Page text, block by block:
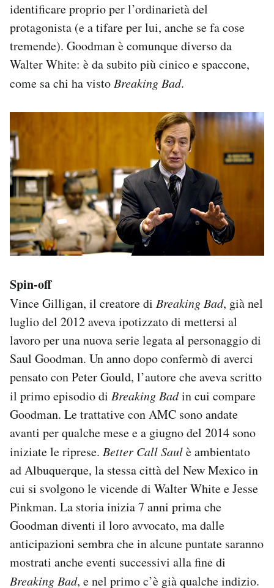
identificare proprio per l’ordinarietà del
protagonista (e a tifare per lui, anche se fa cose
tremende). Goodman è comunque diverso da
Walter White: è da subito più cinico e spaccone,
come sa chi ha visto Breaking Bad.
Spin-off
Vince Gilligan, il creatore di Breaking Bad, già nel
luglio del 2012 aveva ipotizzato di mettersi al
lavoro per una nuova serie legata al personaggio di
Saul Goodman. Un anno dopo confermò di averci
pensato con Peter Gould, l’autore che aveva scritto
il primo episodio di Breaking Badin cui compare
Goodman. Le trattative con AMC sono andate
avanti per qualche mese e a giugno del 2014 sono
iniziate le riprese. Better Call Saulè ambientato
ad Albuquerque, la stessa città del New Mexico in
cui si svolgono le vicende di Walter White e Jesse
Pinkman. La storia inizia 7 anni prima che
Goodman diventi il loro avvocato, ma dalle
anticipazioni sembra che in alcune puntate saranno
mostrati anche eventi successivi alla fine di
Breaking Bad, e nel primo c’è già qualche indizio.